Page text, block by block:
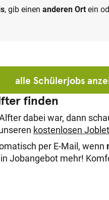
, gib einen anderen Ort ein
alle Schülerjobs
finden
dabei war, dann
kostenlosen
per E-Mail, wenn
Jobangebot mehr!